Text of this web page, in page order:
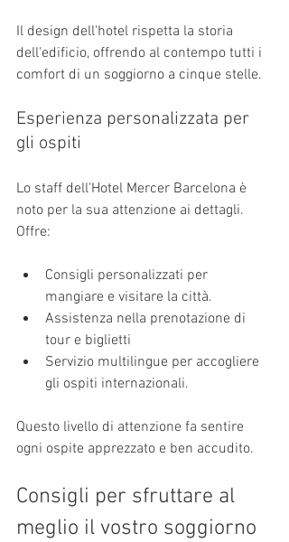
Il design dell'hotel rispetta la storia
dell'edificio, offrendo al contempo tutti i
comfort di un soggiorno a cinque stelle.
Esperienza personalizzata per
gli ospiti
Lo staff dell'Hotel Mercer Barcelona è
noto per la sua attenzione ai dettagli.
Offre:
Consigli personalizzati per
mangiare e visitare la città.
Assistenza nella prenotazione di
tour e biglietti
Servizio multilingue per accogliere
gli ospiti internazionali.
Questo livello di attenzione fa sentire
ogni ospite apprezzato e ben accudito.
Consigli per sfruttare al
meglio il vostro soggiorno